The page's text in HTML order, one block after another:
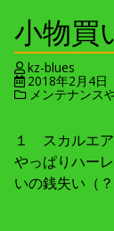
小物買
kz-blues
2018年2月4日
メンテナンス
１ スカルエア
やっぱりハー
いの銭失い（？